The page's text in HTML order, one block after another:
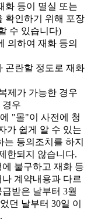
화 등이 멸실 또는
확인하기 위해 포장
수 있습니다)
의하여 재화 등의
곤란할 정도로 재화
제가 가능한 경우
경우
"몰"이 사전에 청
가 쉽게 알 수 있는
등의조치를 하지
한되지 않습니다.
불구하고 재화 등
계약내용과 다르
받은 날부터 3월
던 날부터 30일 이